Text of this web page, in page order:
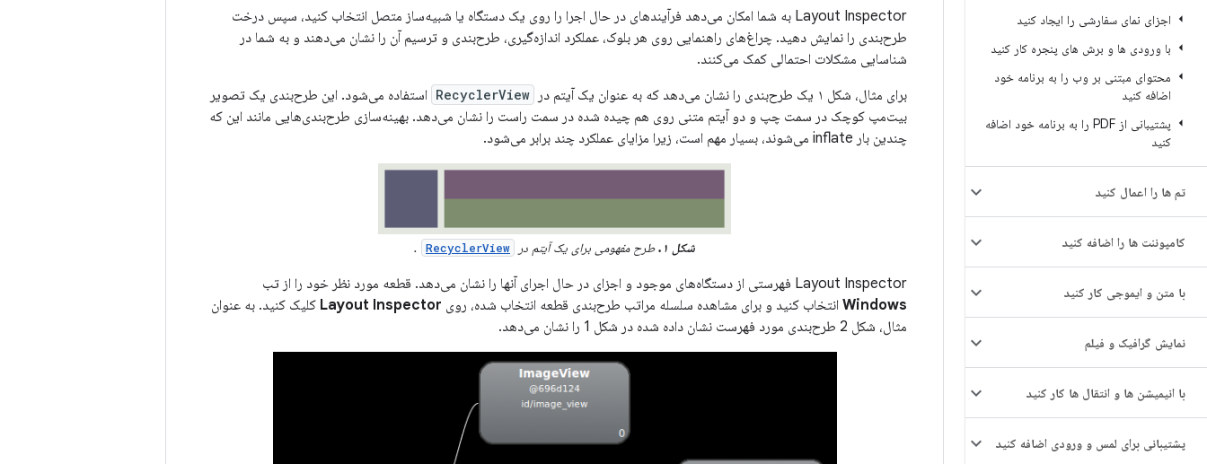
اجزای نمای سفارشی را ایجاد کنید
با ورودی ها و برش های پنجره کار کنید
محتوای مبتنی بر وب را به برنامه خود
اضافه کنید
پشتیبانی از PDF را به برنامه خود اضافه
کنید
تم ها را اعمال کنید
کامپوننت ها را اضافه کنید
با متن و ایموجی کار کنید
نمایش گرافیک و فیلم
با انیمیشن ها و انتقال ها کار کنید
پشتیبانی برای لمس و ورودی اضافه کنید
Layout Inspector به شما امکان می‌دهد فرآیندهای در حال اجرا را روی یک دستگاه یا شبیه‌ساز متصل انتخاب کنید، سپس درخت
طرح‌بندی را نمایش دهید. چراغ‌های راهنمایی روی هر بلوک، عملکرد اندازه‌گیری، طرح‌بندی و ترسیم آن را نشان می‌دهند و به شما در
شناسایی مشکلات احتمالی کمک می‌کنند.
برای مثال، شکل ۱ یک طرح‌بندی را نشان می‌دهد که به عنوان یک آیتم در
RecyclerView استفاده می‌شود. این طرح‌بندی یک تصویر
بیت‌مپ کوچک در سمت چپ و دو آیتم متنی روی هم چیده شده در سمت راست را نشان می‌دهد. بهینه‌سازی طرح‌بندی‌هایی مانند این که
چندین بار inflate می‌شوند، بسیار مهم است، زیرا مزایای عملکرد چند برابر می‌شود.
شکل ۱. طرح مفهومی برای یک آیتم در RecyclerView
.
Layout Inspector فهرستی از دستگاه‌های موجود و اجزای در حال اجرای آنها را نشان می‌دهد. قطعه مورد نظر خود را از تب
Windows انتخاب کنید و برای مشاهده سلسله مراتب طرح‌بندی قطعه انتخاب شده، روی Layout Inspector کلیک کنید. به عنوان
مثال، شکل 2 طرح‌بندی مورد فهرست نشان داده شده در شکل 1 را نشان می‌دهد.